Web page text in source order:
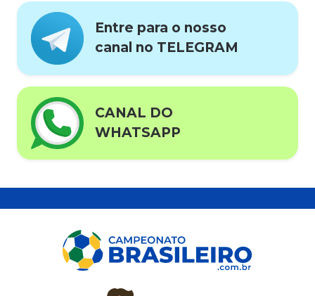
Entre para o nosso
canal no TELEGRAM
CANAL DO
WHATSAPP